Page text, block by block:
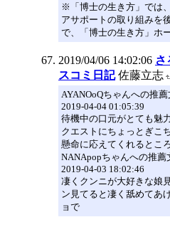
※「博士の生き方」では
アサポートの取り組みを
で、「博士の生き方」ホ
2019/04/06 14:02:06 さ
スコミ日記 佐藤立志
AYANOoQちゃんへの推薦
2019-04-04 01:05:39
待機中の口元がとても魅
クエストにちょっとぎこ
懸命に応えてくれるとこ
NANApopちゃんへの推薦
2019-04-03 18:02:46
凄くクンニが大好きな娘
ン見てると凄く舐めてあ
ョで